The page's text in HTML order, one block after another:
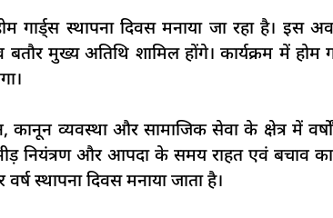
स्थापना दिवस मनाया जा रहा है। इस
मुख्य अतिथि शामिल होंगे। कार्यक्रम में होम
कानून व्यवस्था और सामाजिक सेवा के क्षेत्र में
नियंत्रण और आपदा के समय राहत एवं बचाव
स्थापना दिवस मनाया जाता है।